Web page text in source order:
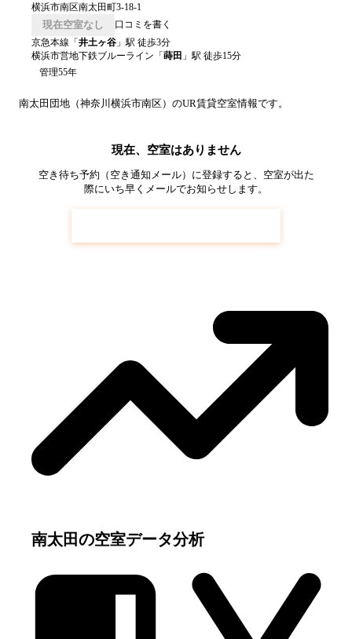
横浜市南区南太田町3-18-1
現在空室なし
口コミを書く
京急本線 「井土ヶ谷 」駅 徒歩3分
横浜市営地下鉄ブルーライン 「蒔田 」駅 徒歩15分
管理55年
南太田 団地（神奈川横浜市南区）のUR賃貸空室情報です。
現在、空室はありません
空き待ち予約（空き通知メール）に登録すると、空室が出た
際にいち早くメールでお知らせします。
南太田の空室データ分析